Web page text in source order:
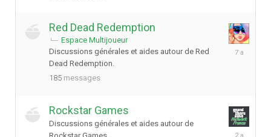
Red Dead Redemption
Espace Multijoueur
Discussions générales et aides autour de Red
Dead Redemption.
185 messages
14
Rockstar Games
Discussions générales et aides autour de
23